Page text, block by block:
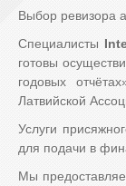
Выбор ревизора
Специалисты
готовы
годовых
Латвийской
Услуги
для подачи в
Мы